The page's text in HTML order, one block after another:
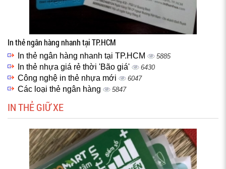
In thẻ ngân hàng nhanh tại TP.HCM
In thẻ ngân hàng nhanh tại TP.HCM 5885
In thẻ nhựa giá rẻ thời 'Bão giá' 6430
Công nghệ in thẻ nhựa mới 6047
Các loại thẻ ngân hàng 5847
IN THẺ GIỮ XE